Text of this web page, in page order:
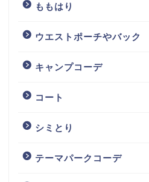
ももはり
ウエストポーチやバック
キャンプコーデ
コート
シミとり
テーマパークコーデ